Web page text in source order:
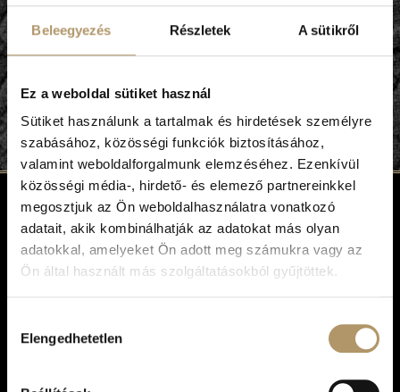
Beleegyezés Részletek A sütikről
Ez a weboldal sütiket használ
Sütiket használunk a tartalmak és hirdetések személyre
szabásához, közösségi funkciók biztosításához,
valamint weboldalforgalmunk elemzéséhez. Ezenkívül
közösségi média-, hirdető- és elemező partnereinkkel
megosztjuk az Ön weboldalhasználatra vonatkozó
adatait, akik kombinálhatják az adatokat más olyan
adatokkal, amelyeket Ön adott meg számukra vagy az
Ön által használt más szolgáltatásokból gyűjtöttek.
kiválasztása
Elengedhetetlen
TOVÁBB OLVASOM...
Izgalmas kikapcsolódás, önfeledt szórakozás,
Egy hely, ahol a szabadulószobáinkban a logikád és